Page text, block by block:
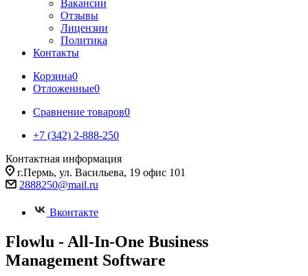
Вакансии
Отзывы
Лицензии
Политика
Контакты
Корзина0
Отложенные0
Сравнение товаров0
+7 (342) 2-888-250
Контактная информация
г.Пермь, ул. Васильева, 19 офис 101
2888250@mail.ru
Вконтакте
Flowlu - All-In-One Business
Management Software